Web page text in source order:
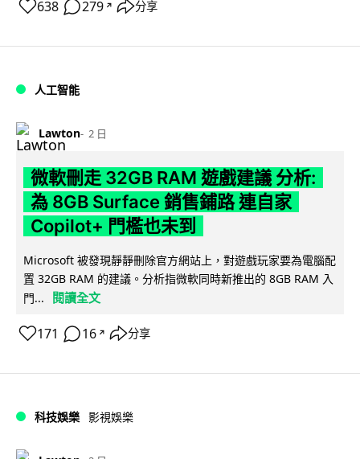
638 279 ↗ 分享
人工智能
Lawton 2 日
微軟刪走 32GB RAM 遊戲建議 分析:
為 8GB Surface 銷售鋪路 連自家
Copilot+ 門檻也未到
Microsoft 被發現靜靜刪除官方網站上，對遊戲玩家要為電腦配
置 32GB RAM 的建議。分析指微軟同時新推出的 8GB RAM 入
門...
閱讀全文
171 16 ↗ 分享
科技娛樂 影視娛樂